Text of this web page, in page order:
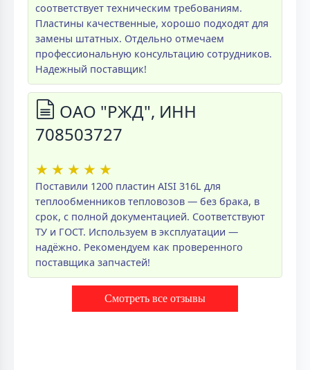
соответствует техническим требованиям.
Пластины качественные, хорошо подходят для
замены штатных. Отдельно отмечаем
профессиональную консультацию сотрудников.
Надежный поставщик!
ОАО "РЖД", ИНН
708503727
★ ★ ★ ★ ★
Поставили 1200 пластин AISI 316L для
теплообменников тепловозов — без брака, в
срок, с полной документацией. Соответствуют
ТУ и ГОСТ. Используем в эксплуатации —
надёжно. Рекомендуем как проверенного
поставщика запчастей!
Смотреть все отзывы